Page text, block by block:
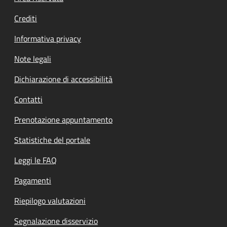
Crediti
Informativa privacy
Note legali
Dichiarazione di accessibilità
Contatti
Prenotazione appuntamento
Statistiche del portale
Leggi le FAQ
Pagamenti
Riepilogo valutazioni
Segnalazione disservizio